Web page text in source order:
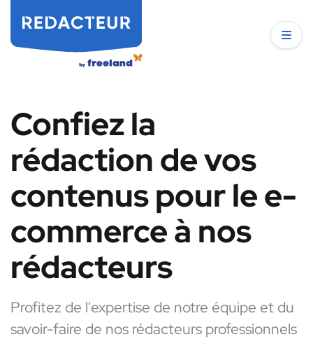
Confiez la
rédaction de vos
contenus pour le e-
commerce à nos
rédacteurs
Profitez de l'expertise de notre équipe et du
savoir-faire de nos rédacteurs professionnels